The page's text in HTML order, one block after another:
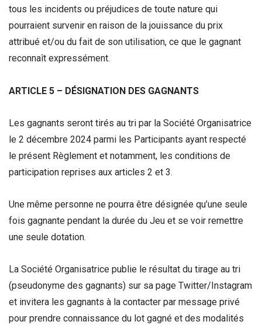
tous les incidents ou préjudices de toute nature qui
pourraient survenir en raison de la jouissance du prix
attribué et/ou du fait de son utilisation, ce que le gagnant
reconnaît expressément.
ARTICLE 5 – DÉSIGNATION DES GAGNANTS
Les gagnants seront tirés au tri par la Société Organisatrice
le 2 décembre 2024 parmi les Participants ayant respecté
le présent Règlement et notamment, les conditions de
participation reprises aux articles 2 et 3.
Une même personne ne pourra être désignée qu’une seule
fois gagnante pendant la durée du Jeu et se voir remettre
une seule dotation.
La Société Organisatrice publie le résultat du tirage au tri
(pseudonyme des gagnants) sur sa page Twitter/Instagram
et invitera les gagnants à la contacter par message privé
pour prendre connaissance du lot gagné et des modalités